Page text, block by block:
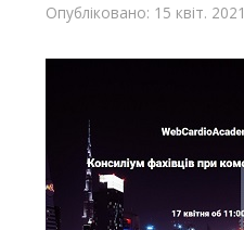
Опубліковано: 15 квіт. 2021